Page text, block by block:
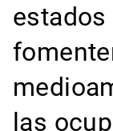
estados
las